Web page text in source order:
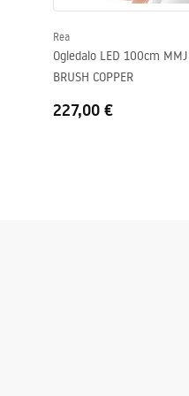
vlast
Jamstvo
Rea
Ogledalo LED 100cm MMJ
BRUSH COPPER
227,00 €